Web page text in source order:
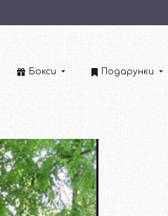
Бокси Подарунки